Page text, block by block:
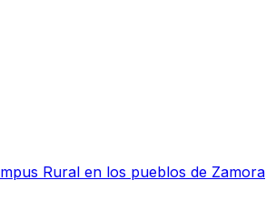
Rural en los pueblos de Zamora